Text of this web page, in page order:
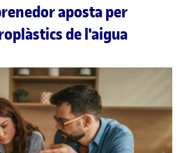
aposta per
de l'aigua